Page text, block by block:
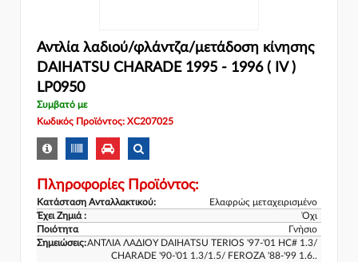
Αντλία λαδιού/φλάντζα/μετάδοση κίνησης
DAIHATSU CHARADE 1995 - 1996 ( IV )
LP0950
Συμβατό με
Κωδικός Προϊόντος: XC207025
Πληροφορίες Προϊόντος:
Κατάσταση Ανταλλακτικού:
Ελαφρώς μεταχειρισμένο
Έχει Ζημιά :
Όχι
Ποιότητα
Γνήσιο
Σημειώσεις:ΑΝΤΛΙΑ ΛΑΔΙΟΥ DAIHATSU TERIOS '97-'01 HC# 1.3/
CHARADE '90-'01 1.3/1.5/ FEROZA '88-'99 1.6..